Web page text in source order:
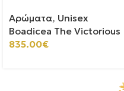
Αρώματα, Unisex
Boadicea The Victorious
835.00€